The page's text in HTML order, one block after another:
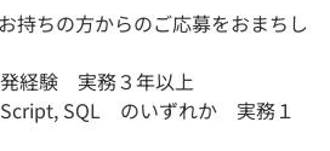
持ちの方からのご応募をおまちし
発経験 実務３年以上
SQL のいずれか 実務１